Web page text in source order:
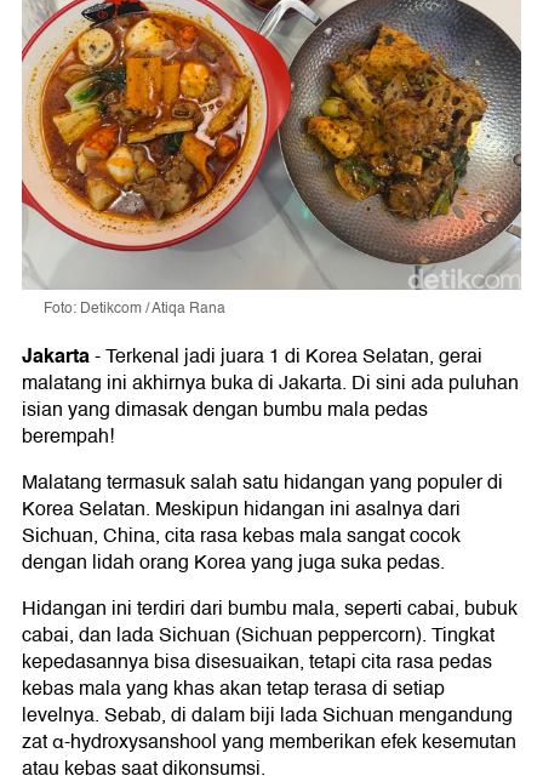
Foto: Detikcom / Atiqa Rana
Jakarta-Terkenal jadi juara 1 di Korea Selatan, gerai
malatang ini akhirnya buka di Jakarta. Di sini ada puluhan
isian yang dimasak dengan bumbu mala pedas
berempah!
Malatang termasuk salah satu hidangan yang populer di
Korea Selatan. Meskipun hidangan ini asalnya dari
Sichuan, China, cita rasa kebas mala sangat cocok
dengan lidah orang Korea yang juga suka pedas.
Hidangan ini terdiri dari bumbu mala, seperti cabai, bubuk
cabai, dan lada Sichuan (Sichuan peppercorn). Tingkat
kepedasannya bisa disesuaikan, tetapi cita rasa pedas
kebas mala yang khas akan tetap terasa di setiap
levelnya. Sebab, di dalam biji lada Sichuan mengandung
zat α-hydroxysanshool yang memberikan efek kesemutan
atau kebas saat dikonsumsi.